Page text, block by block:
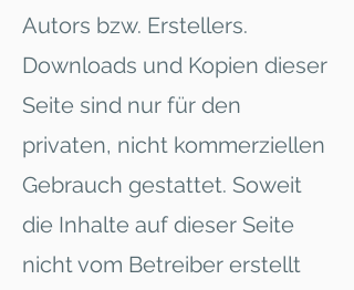
Autors bzw. Erstellers.
Downloads und Kopien dieser
Seite sind nur für den
privaten, nicht kommerziellen
Gebrauch gestattet. Soweit
die Inhalte auf dieser Seite
nicht vom Betreiber erstellt